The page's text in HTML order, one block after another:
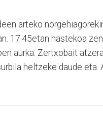
arteko
17:45etan hastekoa
aurka. Zertxobait
heltzeke daude eta.